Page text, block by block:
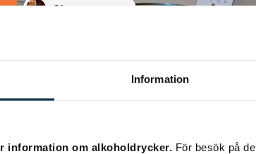
Information
information om alkoholdrycker. För besök på
@koppargrytan